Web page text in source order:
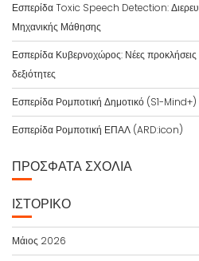
Εσπερίδα Toxic Speech Detection:
Μηχανικής Μάθησης
Εσπερίδα Κυβερνοχώρος: Νέες προκλήσεις
δεξιότητες
Εσπερίδα Ρομποτική Δημοτικό (S1-Mind+)
Εσπερίδα Ρομποτική ΕΠΑΛ (ARD:icon)
ΠΡΌΣΦΑΤΑ ΣΧΌΛΙΑ
ΙΣΤΟΡΙΚΌ
Μάιος 2026